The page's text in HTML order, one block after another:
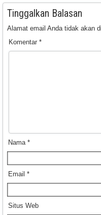
Tinggalkan Balasan
Alamat email Anda tidak akan
Komentar *
Nama *
Email *
Situs Web